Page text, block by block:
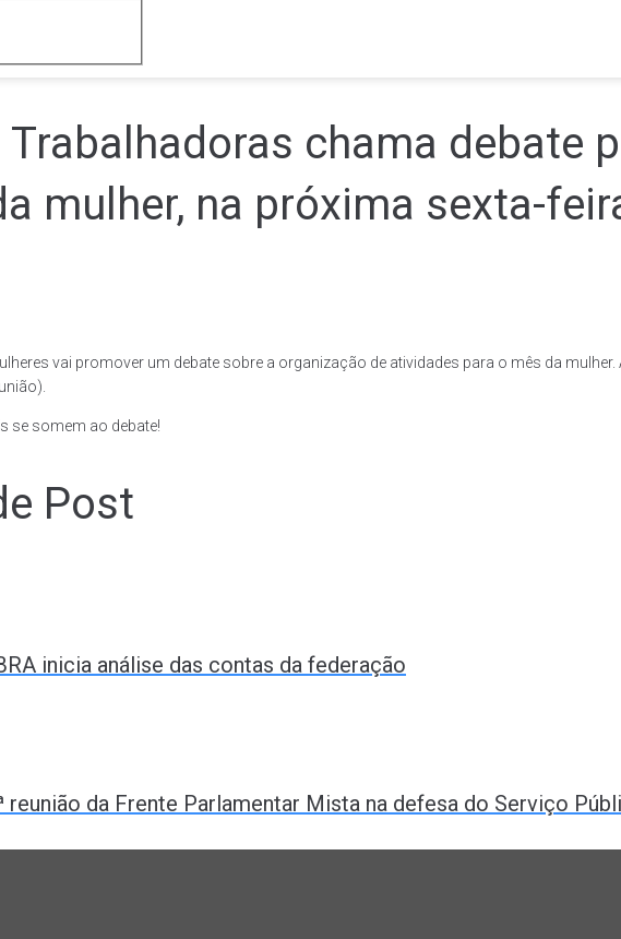
Trabalhadoras chama debate
mulher, na próxima sexta-
vai promover um debate sobre a organização de atividades para o mês da
se somem ao debate!
Post
inicia análise das contas da federação
reunião da Frente Parlamentar Mista na defesa do Serviço